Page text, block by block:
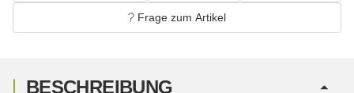
Frage zum Artikel
BESCHREIBUNG